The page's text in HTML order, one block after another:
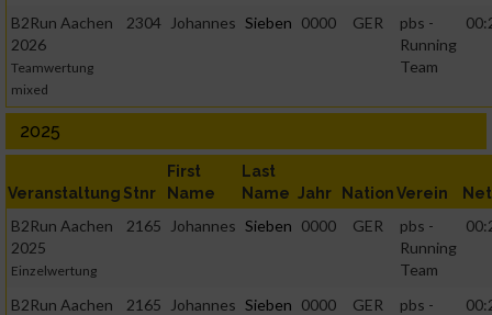
B2Run Aachen
2026
Teamwertung
mixed
2304 Johannes Sieben 0000 GER
pbs -
Running
Team
2025
Veranstaltung Stnr
First
Name
Last
Name Jahr NationVerein Net
B2Run Aachen
2025
Einzelwertung
2165 Johannes Sieben 0000 GER
pbs -
Running
Team
B2Run Aachen
2165 Johannes Sieben 0000 GER
pbs -